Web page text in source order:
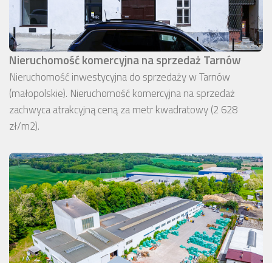
Nieruchomość komercyjna na sprzedaż Tarnów
Nieruchomość inwestycyjna do sprzedaży w Tarnów
(małopolskie). Nieruchomość komercyjna na sprzedaż
zachwyca atrakcyjną ceną za metr kwadratowy (2 628
zł/m2).